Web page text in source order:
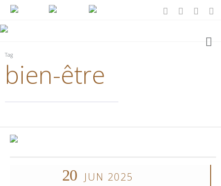
Tag
bien-être
20 JUN 2025